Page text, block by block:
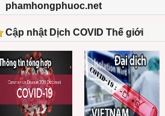
phamhongphuoc.net
Cập nhật Dịch COVID Thế giới